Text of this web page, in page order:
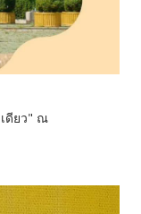
ดียว" ณ